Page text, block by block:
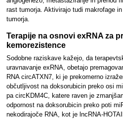
rast tumorja. Aktivirajo tudi makrofage
tumorja.
Terapije na osnovi exRNA za
kemorezistence
Sodobne raziskave kažejo, da
uravnavanje exRNA, obetajo
RNA circATXN7, ki je prekomerno
občutljivost na doksorubicin preko osi
pa circKDM4C, katere raven je
odpornost na doksorubicin preko poti
nekodirajoče RNA, kot je lncRNA-